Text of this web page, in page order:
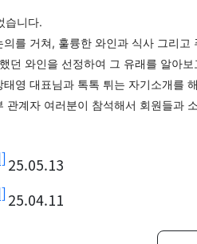
습니다.
를 거쳐, 훌륭한 와인과 식사 그리
던 와인을 선정하여 그 유래를 알아
영 대표님과 톡톡 튀는 자기소개를
계자 여러분이 참석해서 회원들과
25.05.13
25.04.11